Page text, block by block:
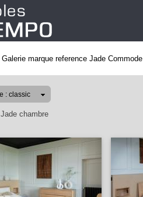
Galerie marque reference Jade
Jade chambre